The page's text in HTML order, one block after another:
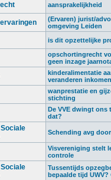
aansprakelijkheid
(Ervaren) jurist/
omgeving Leiden
is dit opzettelijke
opschortingrecht
geen inzage
kinderalimentatie
veranderen inkomen
wanprestatie en
stichting
De VVE dwingt ons
dat?
Schending avg
Visvereniging stelt
controle
Tussentijds
bepaalde tijd UWV?